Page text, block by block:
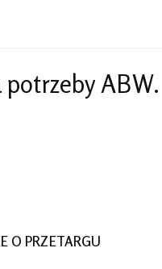
ABW.
O PRZETARGU